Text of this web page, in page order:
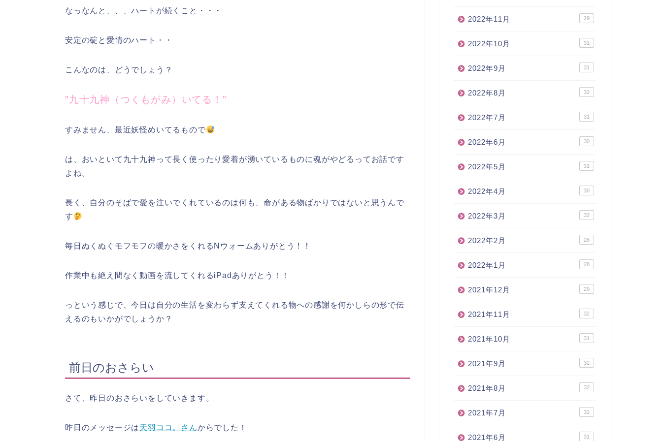
なっなんと、、、ハートが続くこと・・・
安定の碇と愛情のハート・・
こんなのは、どうでしょう？
”九十九神（つくもがみ）いてる！”
すみません、最近妖怪めいてるもので
は、おいといて九十九神って長く使ったり愛着が湧いているものに魂がやどるってお話です
よね。
長く、自分のそばで愛を注いでくれているのは何も、命がある物ばかりではないと思うんで
す
毎日ぬくぬくモフモフの暖かさをくれるNウォームありがとう！！
作業中も絶え間なく動画を流してくれるiPadありがとう！！
っという感じで、今日は自分の生活を変わらず支えてくれる物への感謝を何かしらの形で伝
えるのもいかがでしょうか？
前日のおさらい
さて、昨日のおさらいをしていきます。
昨日のメッセージは天羽ココ。さんからでした！
2022年11月 29
2022年10月 31
2022年9月 31
2022年8月 32
2022年7月 31
2022年6月 30
2022年5月 31
2022年4月 30
2022年3月 32
2022年2月 28
2022年1月 28
2021年12月 29
2021年11月 32
2021年10月 31
2021年9月 32
2021年8月 32
2021年7月 32
2021年6月 31